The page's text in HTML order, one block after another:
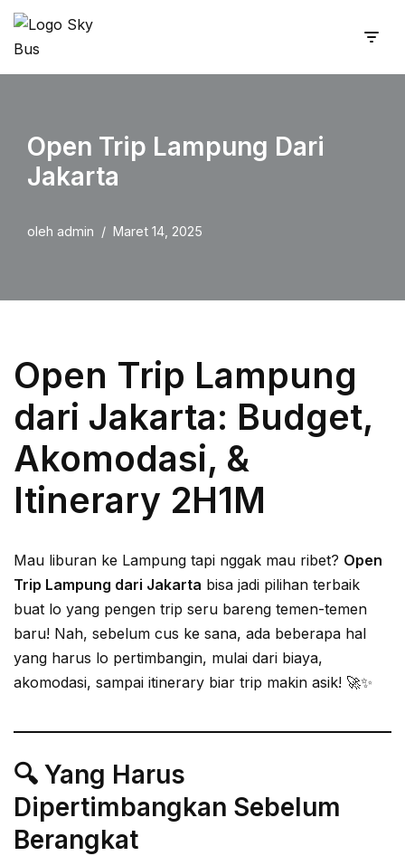
Lompat
ke
Open Trip Lampung Dari
Jakarta
oleh admin Maret 14, 2025
Open Trip Lampung
dari Jakarta: Budget,
Akomodasi, &
Itinerary 2H1M
Mau liburan ke Lampung tapi nggak mau ribet? Open
Trip Lampung dari Jakarta bisa jadi pilihan terbaik
buat lo yang pengen trip seru bareng temen-temen
baru! Nah, sebelum cus ke sana, ada beberapa hal
yang harus lo pertimbangin, mulai dari biaya,
akomodasi, sampai itinerary biar trip makin asik! 🚀✨
🔍 Yang Harus
Dipertimbangkan Sebelum
Berangkat